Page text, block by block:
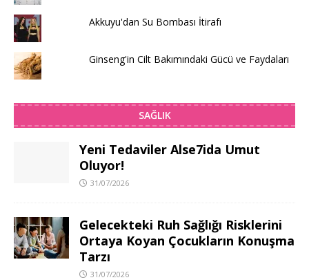
Akkuyu'dan Su Bombası İtirafı
Ginseng'in Cilt Bakımındaki Gücü ve Faydaları
SAĞLIK
Yeni Tedaviler Alse7ida Umut
Oluyor!
31/07/2026
Gelecekteki Ruh Sağlığı Risklerini
Ortaya Koyan Çocukların Konuşma
Tarzı
31/07/2026